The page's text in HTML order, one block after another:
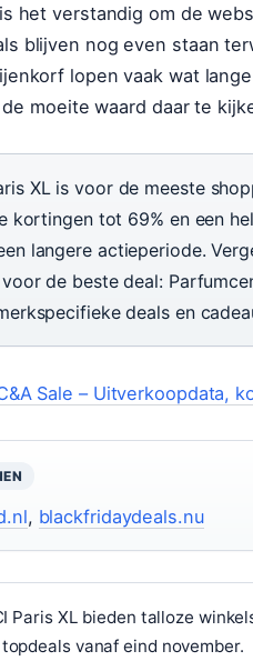
het verstandig om de
blijven nog even staan
lopen vaak wat
moeite waard daar te
XL is voor de meeste
kortingen tot 69% en een
langere actieperiode.
de beste deal:
deals en
Sale – Uitverkoopdata,
, blackfridaydeals.nu
Paris XL bieden talloze
vanaf eind november.